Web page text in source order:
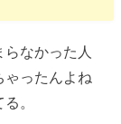
なかった人
ゃったんよね
。